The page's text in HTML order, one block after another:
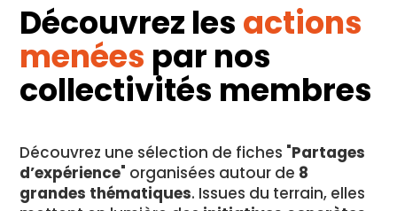
Découvrez les actions
menées par nos
collectivités membres
Découvrez une sélection de fiches "Partages
d’expérience" organisées autour de 8
grandes thématiques. Issues du terrain, elles